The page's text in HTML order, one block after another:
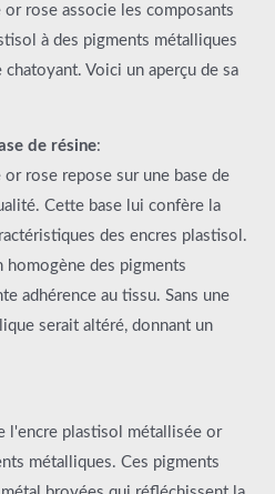
rose associe les composants
à des pigments métalliques
Voici un aperçu de sa
de résine:
rose repose sur une base de
Cette base lui confère la
des encres plastisol.
homogène des pigments
adhérence au tissu. Sans une
serait altéré, donnant un
l'encre plastisol métallisée or
métalliques. Ces pigments